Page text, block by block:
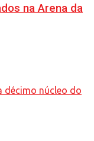
na Arena da